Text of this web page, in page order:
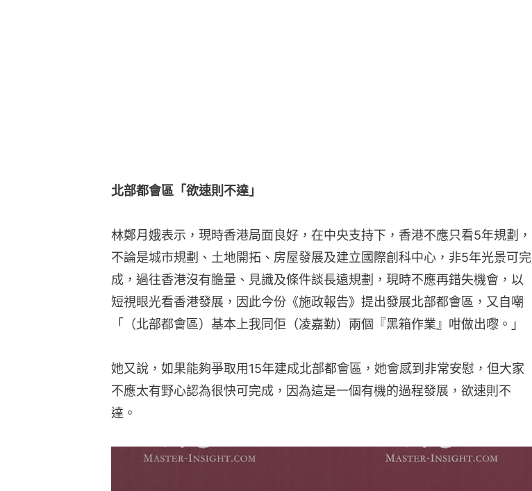
北部都會區「欲速則不達」
林鄭月娥表示，現時香港局面良好，在中央支持下，香港不應只看5年規劃，
不論是城市規劃、土地開拓、房屋發展及建立國際創科中心，非5年光景可完
成，過往香港沒有膽量、見識及條件談長遠規劃，現時不應再錯失機會，以
短視眼光看香港發展，因此今份《施政報告》提出發展北部都會區，又自嘲
「（北部都會區）基本上我同佢（凌嘉勤）兩個『黑箱作業』咁做出嚟。」
她又說，如果能夠爭取用15年建成北部都會區，她會感到非常安慰，但大家
不應太有野心認為很快可完成，因為這是一個有機的過程發展，欲速則不
達。